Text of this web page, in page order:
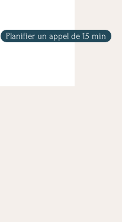
Planifier un appel de 15 min